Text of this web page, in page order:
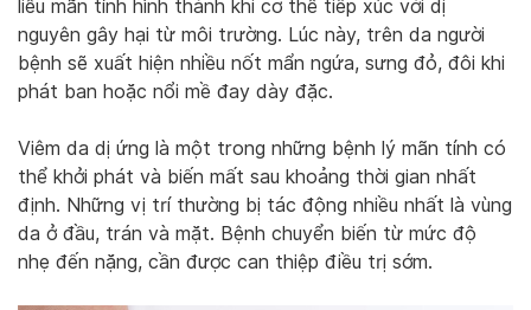
liễu mãn tính hình thành khi cơ thể tiếp xúc với dị
nguyên gây hại từ môi trường. Lúc này, trên da người
bệnh sẽ xuất hiện nhiều nốt mẩn ngứa, sưng đỏ, đôi khi
phát ban hoặc nổi mề đay dày đặc.
Viêm da dị ứng là một trong những bệnh lý mãn tính có
thể khởi phát và biến mất sau khoảng thời gian nhất
định. Những vị trí thường bị tác động nhiều nhất là vùng
da ở đầu, trán và mặt. Bệnh chuyển biến từ mức độ
nhẹ đến nặng, cần được can thiệp điều trị sớm.